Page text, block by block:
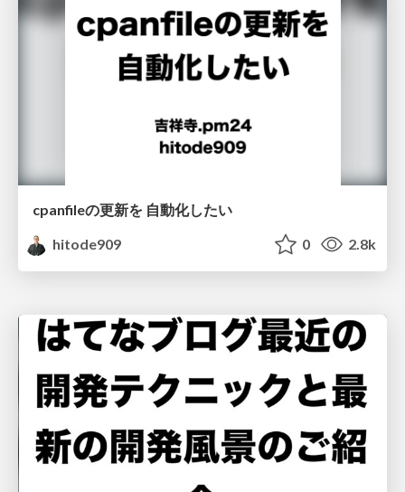
cpanfileの更新を 自動化したい
hitode909
0 2.8k